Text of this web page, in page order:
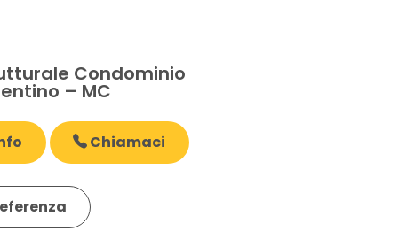
Condominio
– MC
Chiamaci